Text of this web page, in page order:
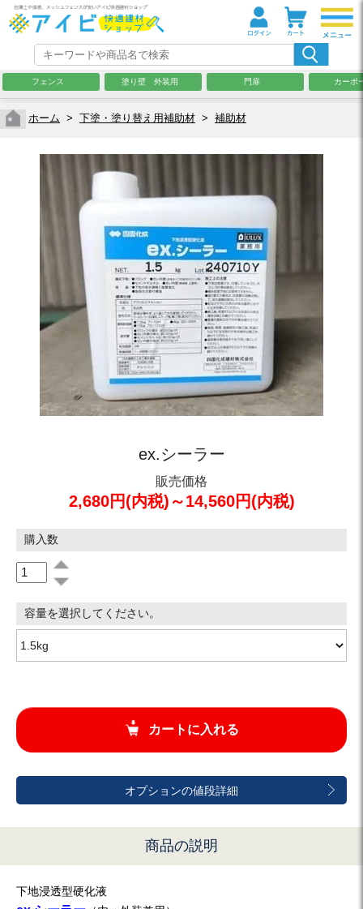
フェンス 塗り壁 外装用 門扉 カーポ
ホーム > 下塗・塗り替え用補助材 > 補助材
ex.シーラー
販売価格
2,680円(内税)～14,560円(内税)
購入数
容量を選択してください。
カートに入れる
オプションの値段詳細
商品の説明
下地浸透型硬化液